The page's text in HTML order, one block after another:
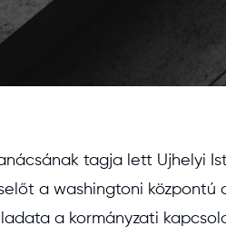
tagja lett Ujhelyi
a washingtoni
a kormányzati